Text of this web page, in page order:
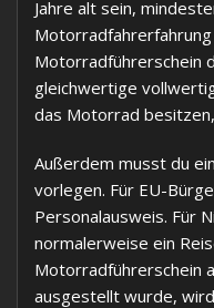
Jahre alt sein,
Motorradführerschein
gleichwertige
das Motorrad
Außerdem musst du
vorlegen. Für EU-
Personalausweis. Für
normalerweise ein
Motorradführerschein
ausgestellt wurde,